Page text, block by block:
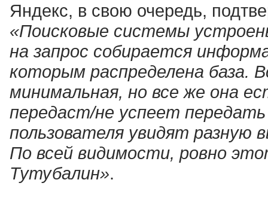
Яндекс, в свою очередь,
«Поисковые системы
на запрос собирается
которым распределена база.
минимальная, но все же она
передаст/не успеет
пользователя увидят разную
По всей видимости, ровно
Тутубалин».